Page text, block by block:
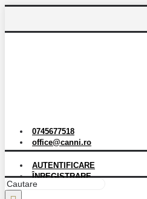
0745677518
office@canni.ro
AUTENTIFICARE
ÎNREGISTRARE